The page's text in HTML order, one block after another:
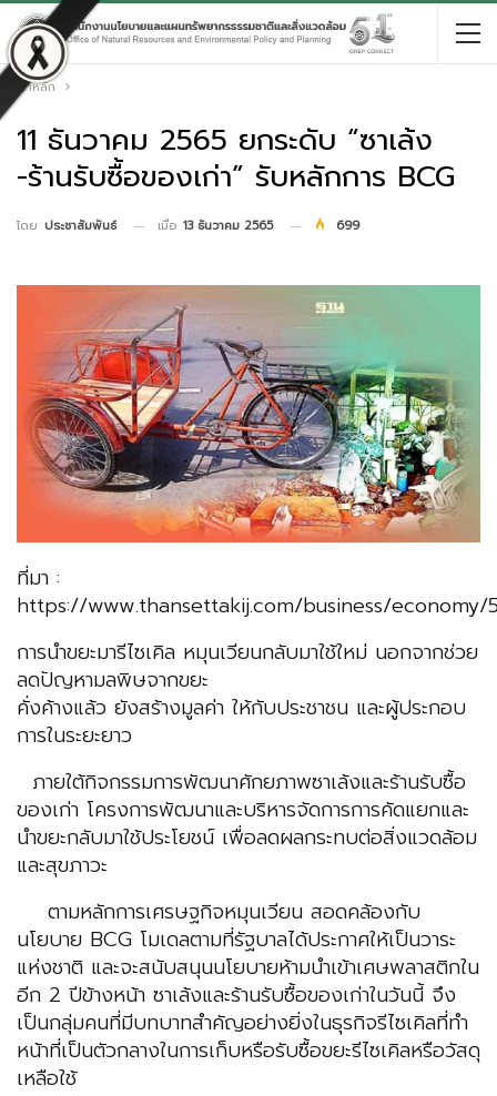
หน้าหลัก
11 ธันวาคม 2565 ยกระดับ “ซาเล้ง
-ร้านรับซื้อของเก่า” รับหลักการ BCG
โดย ประชาสัมพันธ์ เมื่อ 13 ธันวาคม 2565 699
ที่มา :
https://www.thansettakij.com/business/economy/
การนำขยะมารีไซเคิล หมุนเวียนกลับมาใช้ใหม่ นอกจากช่วย
ลดปัญหามลพิษจากขยะ
คั่งค้างแล้ว ยังสร้างมูลค่า ให้กับประชาชน และผู้ประกอบ
การในระยะยาว
ภายใต้กิจกรรมการพัฒนาศักยภาพซาเล้งและร้านรับซื้อ
ของเก่า โครงการพัฒนาและบริหารจัดการการคัดแยกและ
นำขยะกลับมาใช้ประโยชน์ เพื่อลดผลกระทบต่อสิ่งแวดล้อม
และสุขภาวะ
ตามหลักการเศรษฐกิจหมุนเวียน สอดคล้องกับ
นโยบาย BCG โมเดลตามที่รัฐบาลได้ประกาศให้เป็นวาระ
แห่งชาติ และจะสนับสนุนนโยบายห้ามนำเข้าเศษพลาสติกใน
อีก 2 ปีข้างหน้า ซาเล้งและร้านรับซื้อของเก่าในวันนี้ จึง
เป็นกลุ่มคนที่มีบทบาทสำคัญอย่างยิ่งในธุรกิจรีไซเคิลที่ทำ
หน้าที่เป็นตัวกลางในการเก็บหรือรับซื้อขยะรีไซเคิลหรือวัสดุ
เหลือใช้